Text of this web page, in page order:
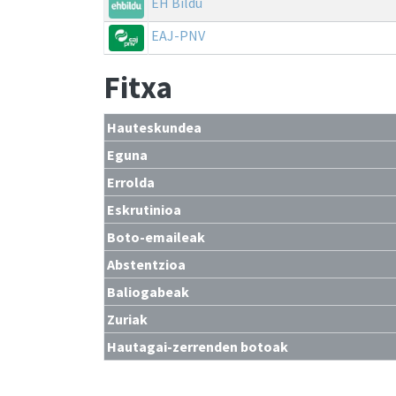
EAJ-PNV
Fitxa
Hauteskundea
Eguna
Errolda
Eskrutinioa
Boto-emaileak
Abstentzioa
Baliogabeak
Zuriak
Hautagai-zerrenden botoak